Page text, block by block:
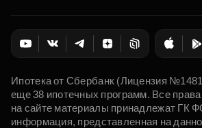
Ипотека от Сбербанк (Лицензия
еще 38 ипотечных программ. Все
на сайте материалы принадлежат ГК
информация, представленная на